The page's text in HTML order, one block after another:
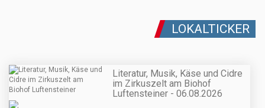
LOKALTICKER
Literatur, Musik, Käse und Cidre
im Zirkuszelt am Biohof
Luftensteiner - 06.08.2026